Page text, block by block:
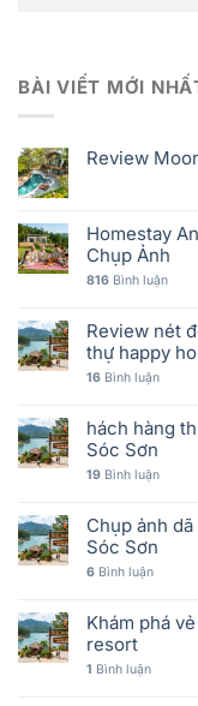
BÀI VIẾT MỚI
Review
Homestay
Chụp Ảnh
816 Bình luận
Review nét
thự happy
16 Bình luận
hách hàng
Sóc Sơn
19 Bình luận
Chụp ảnh
Sóc Sơn
6 Bình luận
Khám phá
resort
1 Bình luận